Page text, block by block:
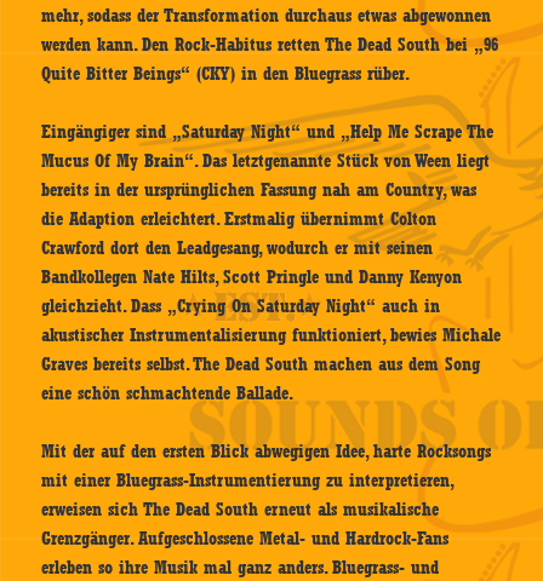
mehr, sodass der Transformation durchaus etwas abgewonnen
werden kann. Den Rock-Habitus retten The Dead South bei „96
Quite Bitter Beings“ (CKY) in den Bluegrass rüber.
Eingängiger sind „Saturday Night“ und „Help Me Scrape The
Mucus Of My Brain“. Das letztgenannte Stück von Ween liegt
bereits in der ursprünglichen Fassung nah am Country, was
die Adaption erleichtert. Erstmalig übernimmt Colton
Crawford dort den Leadgesang, wodurch er mit seinen
Bandkollegen Nate Hilts, Scott Pringle und Danny Kenyon
gleichzieht. Dass „Crying On Saturday Night“ auch in
akustischer Instrumentalisierung funktioniert, bewies Michale
Graves bereits selbst. The Dead South machen aus dem Song
eine schön schmachtende Ballade.
Mit der auf den ersten Blick abwegigen Idee, harte Rocksongs
mit einer Bluegrass-Instrumentierung zu interpretieren,
erweisen sich The Dead South erneut als musikalische
Grenzgänger. Aufgeschlossene Metal- und Hardrock-Fans
erleben so ihre Musik mal ganz anders. Bluegrass- und